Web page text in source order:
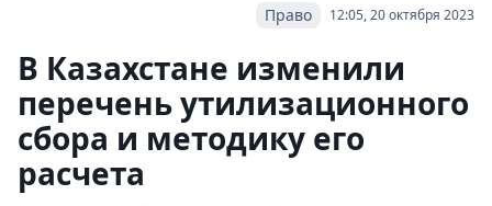
12:05, 20 октября 2023
Право
В Казахстане изменили
перечень утилизационного
сбора и методику его
расчета